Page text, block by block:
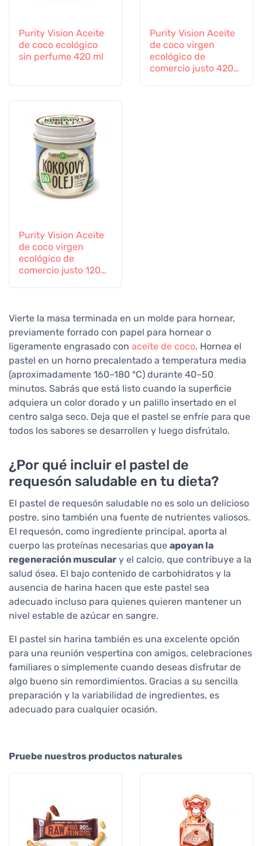
Purity Vision Aceite
de coco ecológico
sin perfume 420 ml
Purity Vision Aceite
de coco virgen
ecológico de
comercio justo 420
Purity Vision Aceite
de coco virgen
ecológico de
comercio justo 120
Vierte la masa terminada en un molde para hornear,
previamente forrado con papel para hornear o
ligeramente engrasado con aceite de coco. Hornea el
pastel en un horno precalentado a temperatura media
(aproximadamente 160–180 °C) durante 40–50
minutos. Sabrás que está listo cuando la superficie
adquiera un color dorado y un palillo insertado en el
centro salga seco. Deja que el pastel se enfríe para que
todos los sabores se desarrollen y luego disfrútalo.
¿Por qué incluir el pastel de
requesón saludable en tu dieta?
El pastel de requesón saludable no es solo un delicioso
postre, sino también una fuente de nutrientes valiosos.
El requesón, como ingrediente principal, aporta al
cuerpo las proteínas necesarias que apoyan la
regeneración muscular y el calcio, que contribuye a la
salud ósea. El bajo contenido de carbohidratos y la
ausencia de harina hacen que este pastel sea
adecuado incluso para quienes quieren mantener un
nivel estable de azúcar en sangre.
El pastel sin harina también es una excelente opción
para una reunión vespertina con amigos, celebraciones
familiares o simplemente cuando deseas disfrutar de
algo bueno sin remordimientos. Gracias a su sencilla
preparación y la variabilidad de ingredientes, es
adecuado para cualquier ocasión.
Pruebe nuestros productos naturales